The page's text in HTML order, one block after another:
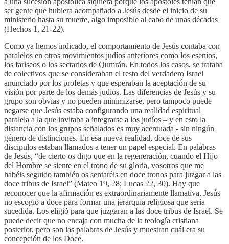
ser gente que hubiera acompañado a Jesús desde el inicio de su
ministerio hasta su muerte, algo imposible al cabo de unas décadas
(Hechos 1, 21-22).
Como ya hemos indicado, el comportamiento de Jesús contaba con
paralelos en otros movimientos judíos anteriores como los esenios,
los fariseos o los sectarios de Qumrán. En todos los casos, se trataba
de colectivos que se consideraban el resto del verdadero Israel
anunciado por los profetas y que esperaban la aceptación de su
visión por parte de los demás judíos. Las diferencias de Jesús y su
grupo son obvias y no pueden minimizarse, pero tampoco puede
negarse que Jesús estaba configurando una realidad espiritual
paralela a la que invitaba a integrarse a los judíos – y en esto la
distancia con los grupos señalados es muy acentuada - sin ningún
género de distinciones. En esa nueva realidad, doce de sus
discípulos estaban llamados a tener un papel especial. En palabras
de Jesús, “de cierto os digo que en la regeneración, cuando el Hijo
del Hombre se siente en el trono de su gloria, vosotros que me
habéis seguido también os sentaréis en doce tronos para juzgar a las
doce tribus de Israel” (Mateo 19, 28; Lucas 22, 30). Hay que
reconocer que la afirmación es extraordinariamente llamativa. Jesús
no escogió a doce para formar una jerarquía religiosa que sería
sucedida. Los eligió para que juzgaran a las doce tribus de Israel. Se
puede decir que no encaja con mucha de la teología cristiana
posterior, pero son las palabras de Jesús y muestran cuál era su
concepción de los Doce.